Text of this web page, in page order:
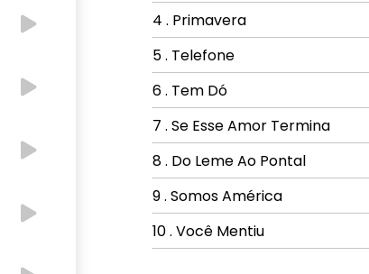
4 . Primavera
5 . Telefone
6 . Tem Dó
7 . Se Esse Amor Termina
8 . Do Leme Ao Pontal
9 . Somos América
10 . Você Mentiu